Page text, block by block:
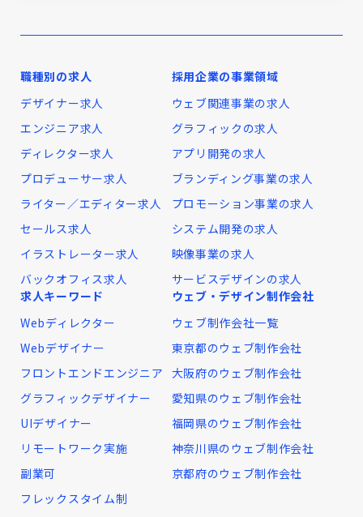
職種別の求人
デザイナー求人
エンジニア求人
ディレクター求人
プロデューサー求人
ライター／エディター求人
セールス求人
イラストレーター求人
バックオフィス求人
採用企業の事業領域
ウェブ関連事業の求人
グラフィックの求人
アプリ開発の求人
ブランディング事業の求人
プロモーション事業の求人
システム開発の求人
映像事業の求人
サービスデザインの求人
求人キーワード
Webディレクター
Webデザイナー
フロントエンドエンジニア
グラフィックデザイナー
UIデザイナー
リモートワーク実施
副業可
フレックスタイム制
ウェブ・デザイン制作会社
ウェブ制作会社一覧
東京都のウェブ制作会社
大阪府のウェブ制作会社
愛知県のウェブ制作会社
福岡県のウェブ制作会社
神奈川県のウェブ制作会社
京都府のウェブ制作会社